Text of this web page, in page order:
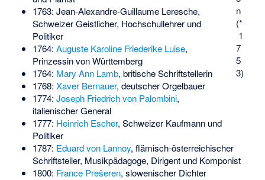
n
(*
1
7
5
3)
1763: Jean-Alexandre-Guillaume Leresche,
Schweizer Geistlicher, Hochschullehrer und
Politiker
1764: Auguste Karoline Friederike Luise,
Prinzessin von Württemberg
1764: Mary Ann Lamb, britische Schriftstellerin
1768: Xaver Bernauer, deutscher Orgelbauer
1774: Joseph Friedrich von Palombini,
italienischer General
1777: Heinrich Escher, Schweizer Kaufmann und
Politiker
1787: Eduard von Lannoy, flämisch-österreichischer
Schriftsteller, Musikpädagoge, Dirigent und Komponist
1800: France Prešeren, slowenischer Dichter